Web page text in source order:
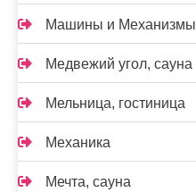
Машины и Механизмы
Медвежий угол, сауна
Мельница, гостиница
Механика
Мечта, сауна